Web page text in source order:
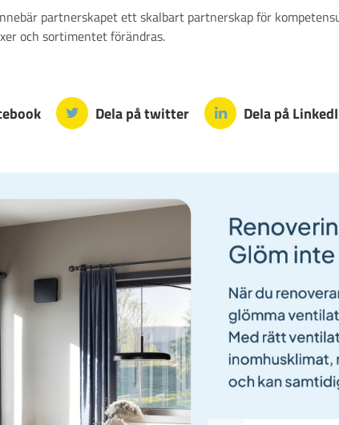
partnerskapet ett skalbart partnerskap för
och sortimentet förändras.
Dela på twitter Dela på